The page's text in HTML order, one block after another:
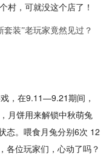
村，可就没这个店了！
，在9.11—9.21期间，
月饼用来解锁中秋萌兔
态。喂食月兔分别6次 12
各位玩家们，心动了吗？